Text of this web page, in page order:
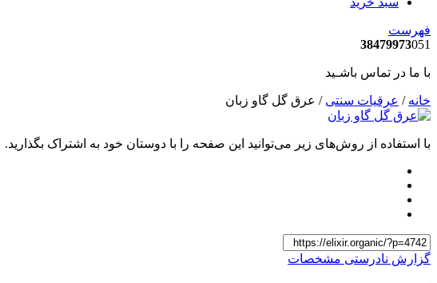
فهرست
38479973051
با ما در تماس باشـید
خانه / عرقیات سنتی / عرق گل گاو زبان
با استفاده از روش‌های زیر می‌توانید این صفحه را با دوستان خود به اشتراک بگذارید.
گزارش نادرستی مشخصات